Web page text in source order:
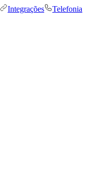
Integrações
Telefonia